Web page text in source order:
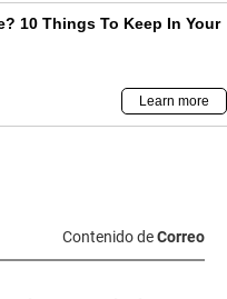
Contenido deCorreo